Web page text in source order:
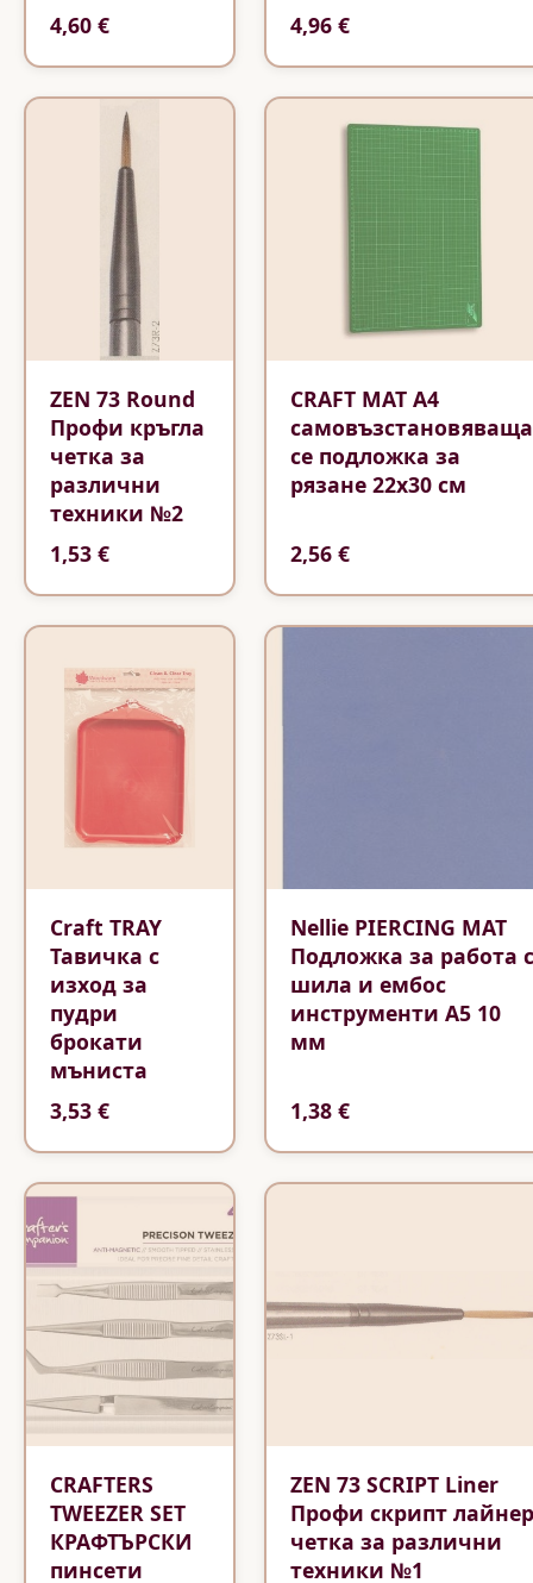
4,60 €
4,96 €
ZEN 73 Round
Профи кръгла
четка за
различни
техники №2
1,53 €
CRAFT MAT A4
самовъзстановяваща
се подложка за
рязане 22х30 см
2,56 €
Craft TRAY
Тавичка с
изход за
пудри
брокати
мъниста
3,53 €
Nellie PIERCING MAT
Подложка за работа с
шила и ембос
инструменти А5 10
мм
1,38 €
CRAFTERS
TWEEZER SET
КРАФТЪРСКИ
пинсети
ZEN 73 SCRIPT Liner
Профи скрипт лайнер
четка за различни
техники №1